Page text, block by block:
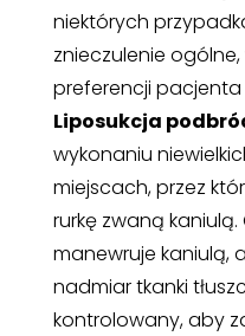
niektórych
znieczulenie
preferencji pacjenta
Liposukcja
wykonaniu
miejscach, przez
rurkę zwaną
manewruje kaniulą,
nadmiar tkanki
kontrolowany, aby